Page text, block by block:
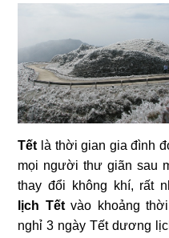
Tết là thời gian gia đình
mọi người thư giãn sau
thay đổi không khí, rất
lịch Tếtvào khoảng
nghỉ 3 ngày Tết dương